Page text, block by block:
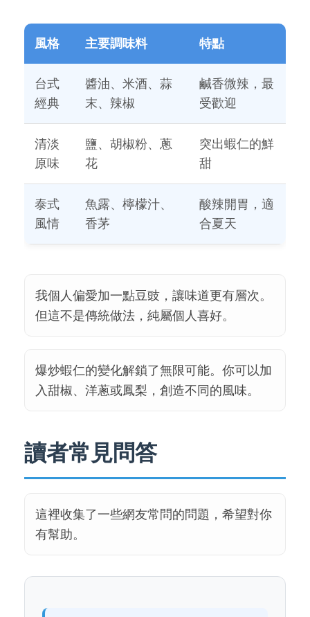
風格 主要調味料 特點
台式
經典
醬油、米酒、蒜
末、辣椒
鹹香微辣，最
受歡迎
清淡
原味
鹽、胡椒粉、蔥
花
突出蝦仁的鮮
甜
泰式
風情
魚露、檸檬汁、
香茅
酸辣開胃，適
合夏天
我個人偏愛加一點豆豉，讓味道更有層次。
但這不是傳統做法，純屬個人喜好。
爆炒蝦仁的變化解鎖了無限可能。你可以加
入甜椒、洋蔥或鳳梨，創造不同的風味。
讀者常見問答
這裡收集了一些網友常問的問題，希望對你
有幫助。